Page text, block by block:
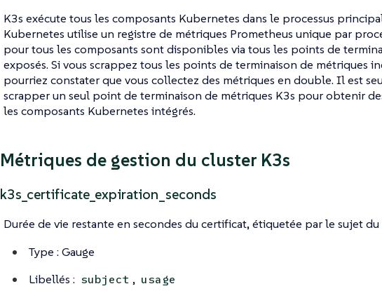
K3s exécute tous les composants Kubernetes dans le processus
Kubernetes utilise un registre de métriques Prometheus unique par
pour tous les composants sont disponibles via tous les points de
exposés. Si vous scrappez tous les points de terminaison de métriques
pourriez constater que vous collectez des métriques en double. Il est
scrapper un seul point de terminaison de métriques K3s pour obtenir
les composants Kubernetes intégrés.
Métriques de gestion du cluster K3s
k3s_certificate_expiration_seconds
Durée de vie restante en secondes du certificat, étiquetée par le sujet du
Type : Gauge
Libellés : subject , usage